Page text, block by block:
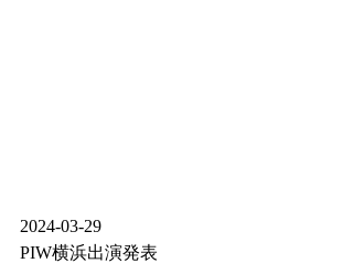
2024-03-29
PIW横浜出演発表